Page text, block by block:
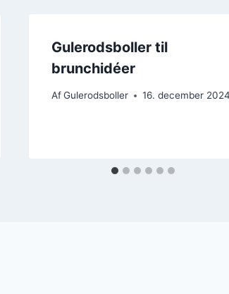
Gulerodsboller til
brunchidéer
Af Gulerodsboller 16. december 2024